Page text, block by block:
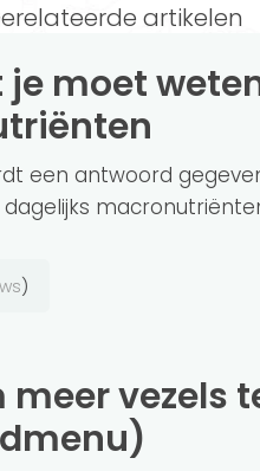
artikelen
een antwoord
)